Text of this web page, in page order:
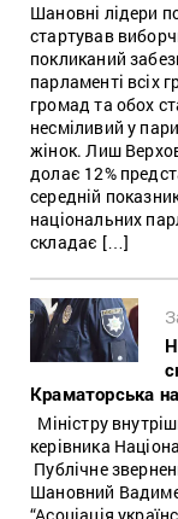
Шановні лідери
стартував
покликаний
парламенті всіх
громад та обох
несміливий у
жінок. Лиш
долає 12%
середній
національних
складає […]
Краматорська
Міністру
керівника
Публічне
Шановний Вадиме